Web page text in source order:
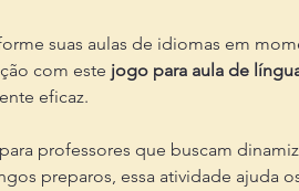
suas aulas de idiomas em
com este jogo para aula de
eficaz.
professores que buscam
preparos, essa atividade ajuda